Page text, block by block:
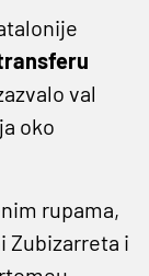
val
oko
rupama,
Zubizarreta i